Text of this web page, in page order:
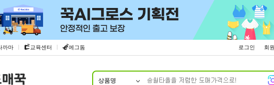
까마 | 교육센터 | 에그돔 로그인 회
상품명